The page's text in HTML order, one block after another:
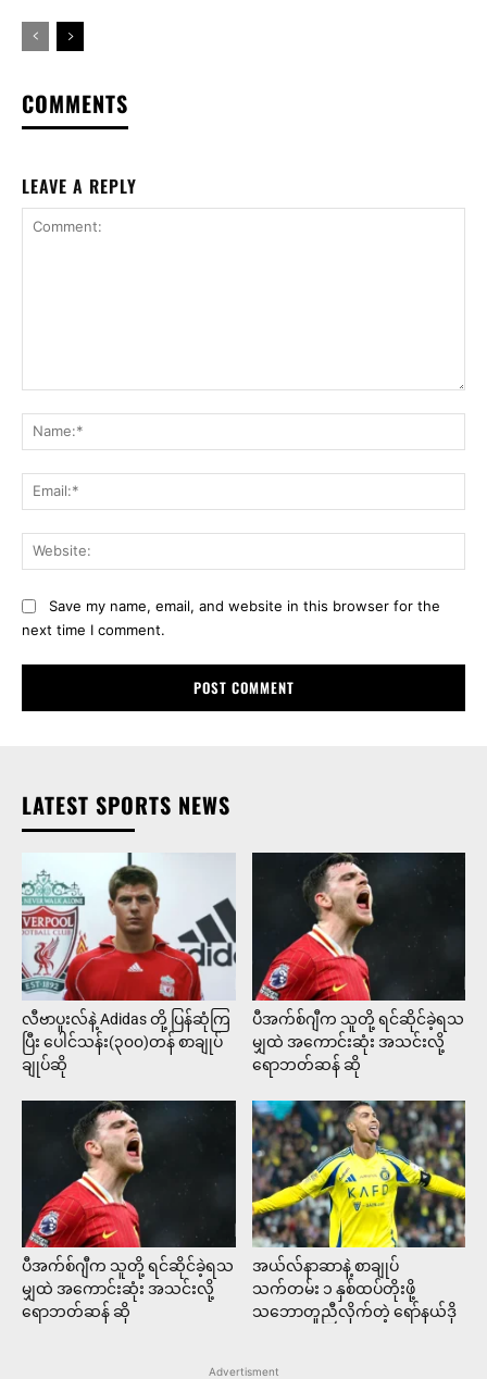
COMMENTS
LEAVE A REPLY
Save my name, email, and website in this browser for the
next time I comment.
LATEST SPORTS NEWS
လီဗာပူးလ်နဲ့ Adidas တို့ ပြန်ဆုံကြ
ပြီး ပေါင်သန်း(၃၀၀)တန် စာချုပ်
ချုပ်ဆို
ပီအက်စ်ဂျီက သူတို့ ရင်ဆိုင်ခဲ့ရသ
မျှထဲ အကောင်းဆုံး အသင်းလို့
ရောဘတ်ဆန် ဆို
ပီအက်စ်ဂျီက သူတို့ ရင်ဆိုင်ခဲ့ရသ
မျှထဲ အကောင်းဆုံး အသင်းလို့
ရောဘတ်ဆန် ဆို
အယ်လ်နာဆာနဲ့ စာချုပ်
သက်တမ်း ၁ နှစ်ထပ်တိုးဖို့
သဘောတူညီလိုက်တဲ့ ရော်နယ်ဒို
Advertisment